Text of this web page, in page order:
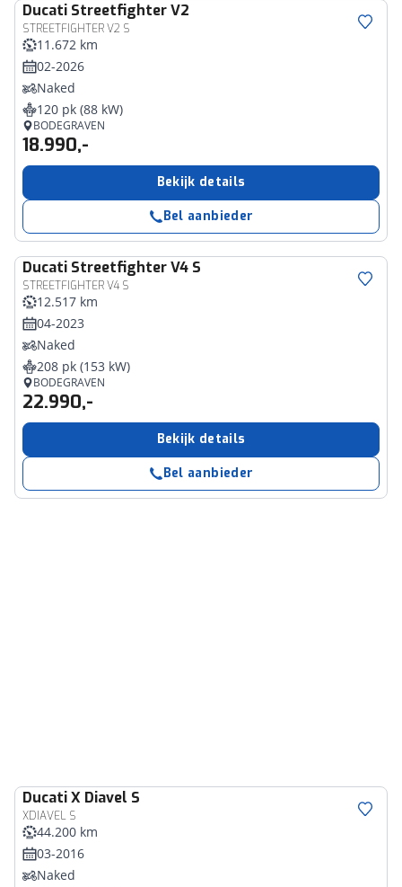
Ducati Streetfighter V2
STREETFIGHTER V2 S
11.672 km
02-2026
Naked
120 pk (88 kW)
BODEGRAVEN
18.990,-
Bekijk details
Bel aanbieder
Ducati Streetfighter V4 S
STREETFIGHTER V4 S
12.517 km
04-2023
Naked
208 pk (153 kW)
BODEGRAVEN
22.990,-
Bekijk details
Bel aanbieder
DucatiX Diavel S
XDIAVEL S
44.200 km
03-2016
Naked